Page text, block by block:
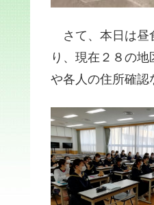
さて、本日は昼
り、現在２８の
や各人の住所確認